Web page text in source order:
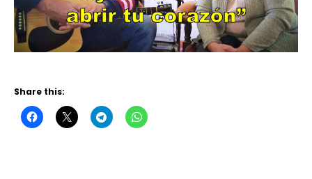
Share this: